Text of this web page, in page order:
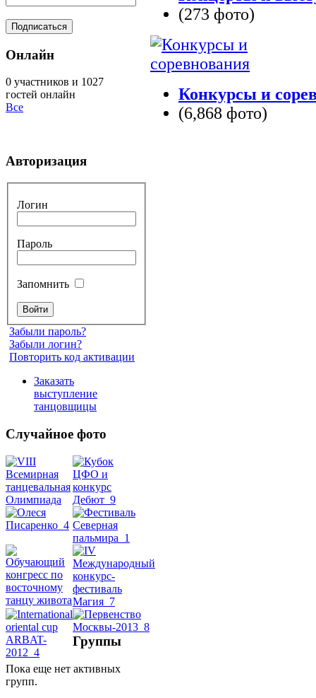
(273 фото)
Конкурсы и
(6,868 фото)
Онлайн
0 участников и 1027
гостей онлайн
Все
Авторизация
Логин
Пароль
Запомнить
Забыли пароль?
Забыли логин?
Повторить код активации
Заказать
выступление
танцовщицы
Случайное фото
Dance
видео
Группы
Пока еще нет активных
групп.